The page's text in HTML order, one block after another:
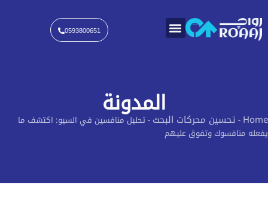
إلى
المحتوى
0593800651
المدونة Home
- تحسين محركات البحث -تحليل منافسين في السيو: اكتشف ما
يفعله منافسوك وتفوق عليهم